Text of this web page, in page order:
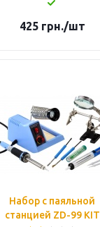
425грн./шт
Набор с паяльной
станцией ZD-99 KIT